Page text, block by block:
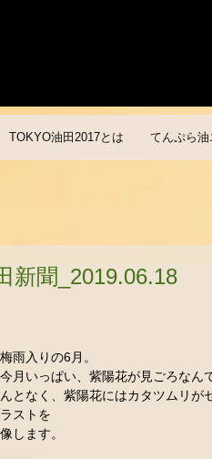
TOKYO油田2017とは てんぷら油
新聞_2019.06.18
雨入りの6月。
月いっぱい、紫陽花が見ごろなん
となく、紫陽花にはカタツムリが
ストを
します。